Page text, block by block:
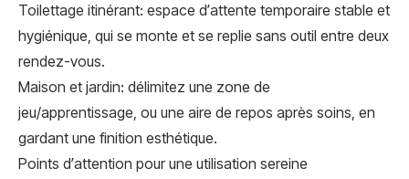
Toilettage itinérant: espace d’attente temporaire stable et
hygiénique, qui se monte et se replie sans outil entre deux
rendez-vous.
Maison et jardin: délimitez une zone de
jeu/apprentissage, ou une aire de repos après soins, en
gardant une finition esthétique.
Points d’attention pour une utilisation sereine